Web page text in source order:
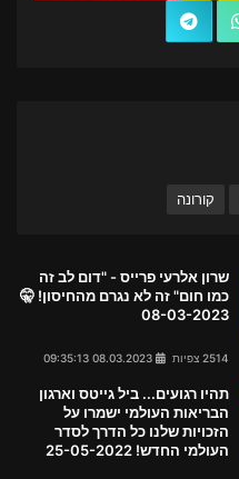
קורונה
שרון אלרעי פרייס - "דום לב זה
כמו חום" זה לא נגרם מהחיסון! 🤫
08-03-2023
2514 צפיות
תהיו רגועים... ביל גייטס וארגון
הבריאות העולמי ישמרו על
הזכויות שלנו כל הדרך לסדר
העולמי החדש! 25-05-2022